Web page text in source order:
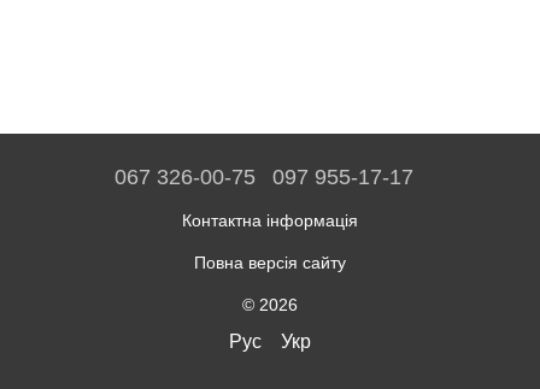
067 326-00-75 097 955-17-17
Контактна інформація
Повна версія сайту
© 2026
Рус Укр